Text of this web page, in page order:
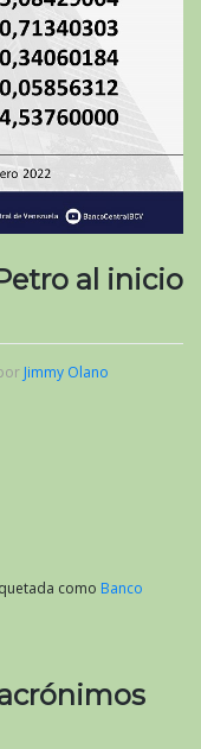
al inicio
Jimmy Olano
como Banco